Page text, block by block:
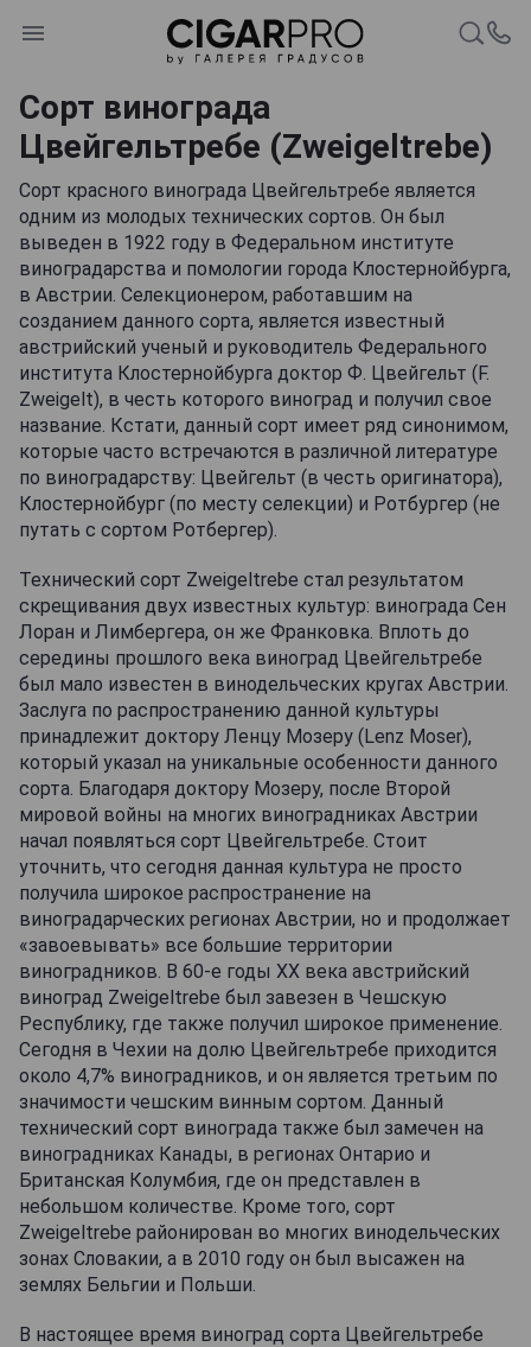
Сорт винограда
Цвейгельтребе (Zweigeltrebe)
Сорт красного винограда Цвейгельтребе является
одним из молодых технических сортов. Он был
выведен в 1922 году в Федеральном институте
виноградарства и помологии города Клостернойбурга,
в Австрии. Селекционером, работавшим на
созданием данного сорта, является известный
австрийский ученый и руководитель Федерального
института Клостернойбурга доктор Ф. Цвейгельт (F.
Zweigelt), в честь которого виноград и получил свое
название. Кстати, данный сорт имеет ряд синонимом,
которые часто встречаются в различной литературе
по виноградарству: Цвейгельт (в честь оригинатора),
Клостернойбург (по месту селекции) и Ротбургер (не
путать с сортом Ротбергер).
Технический сорт Zweigeltrebe стал результатом
скрещивания двух известных культур: винограда Сен
Лоран и Лимбергера, он же Франковка. Вплоть до
середины прошлого века виноград Цвейгельтребе
был мало известен в винодельческих кругах Австрии.
Заслуга по распространению данной культуры
принадлежит доктору Ленцу Мозеру (Lenz Moser),
который указал на уникальные особенности данного
сорта. Благодаря доктору Мозеру, после Второй
мировой войны на многих виноградниках Австрии
начал появляться сорт Цвейгельтребе. Стоит
уточнить, что сегодня данная культура не просто
получила широкое распространение на
виноградарческих регионах Австрии, но и продолжает
«завоевывать» все большие территории
виноградников. В 60-е годы XX века австрийский
виноград Zweigeltrebe был завезен в Чешскую
Республику, где также получил широкое применение.
Сегодня в Чехии на долю Цвейгельтребе приходится
около 4,7% виноградников, и он является третьим по
значимости чешским винным сортом. Данный
технический сорт винограда также был замечен на
виноградниках Канады, в регионах Онтарио и
Британская Колумбия, где он представлен в
небольшом количестве. Кроме того, сорт
Zweigeltrebe районирован во многих винодельческих
зонах Словакии, а в 2010 году он был высажен на
землях Бельгии и Польши.
В настоящее время виноград сорта Цвейгельтребе